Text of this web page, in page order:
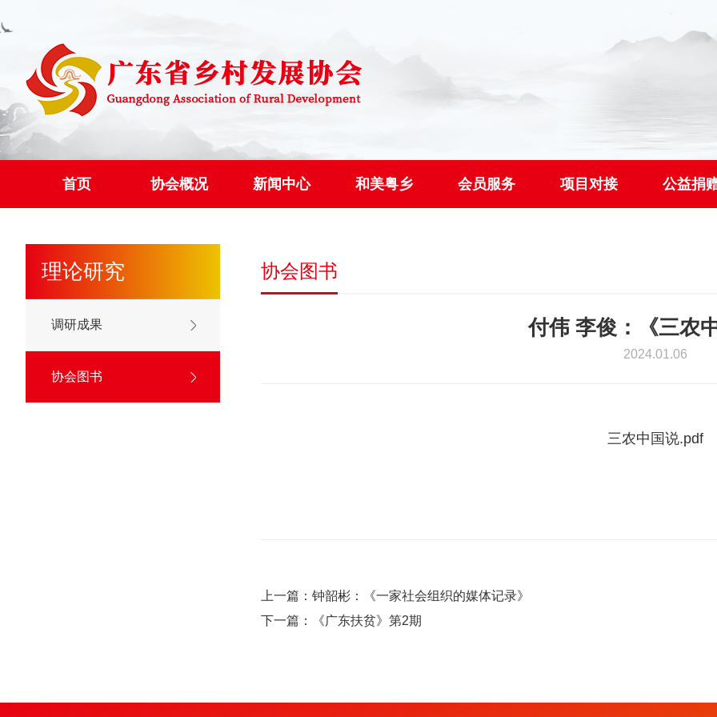
首页 协会概况 新闻中心 和美粤乡 会员服务 项目对接 公益捐
理论研究
调研成果
协会图书
协会图书
付伟 李俊：《三农
2024.01.06
三农中国说.pdf
上一篇：钟韶彬：《一家社会组织的媒体记录》
下一篇：《广东扶贫》第2期